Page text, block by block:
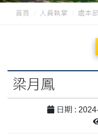
首頁 人員執掌 處本部
梁月鳳
日期 :